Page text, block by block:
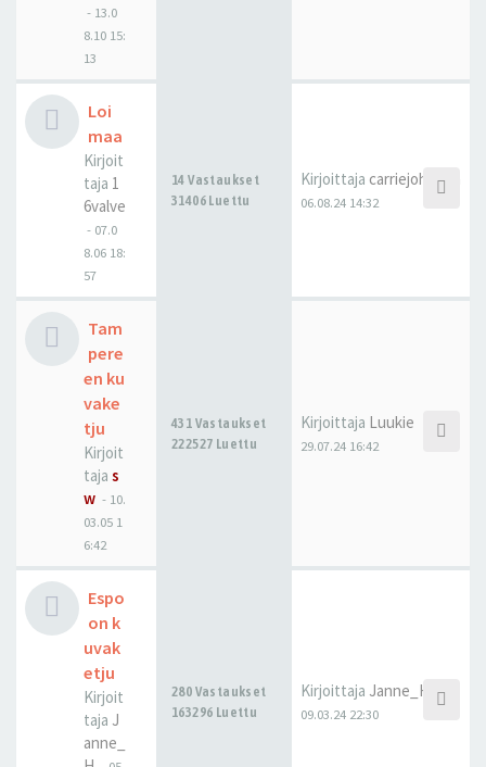
- 13.0
8.10 15:
13
Loi
maa
Kirjoit
taja 1
6valve
- 07.0
8.06 18:
57
14 Vastaukset
31406 Luettu
Kirjoittaja carriejohnson
06.08.24 14:32
Tam
pere
en ku
vake
tju
Kirjoit
taja s
w - 10.
03.05 1
6:42
431 Vastaukset
222527 Luettu
Kirjoittaja Luukie
29.07.24 16:42
Espo
on k
uvak
etju
Kirjoit
taja J
anne_
280 Vastaukset
163296 Luettu
Kirjoittaja Janne_H
09.03.24 22:30